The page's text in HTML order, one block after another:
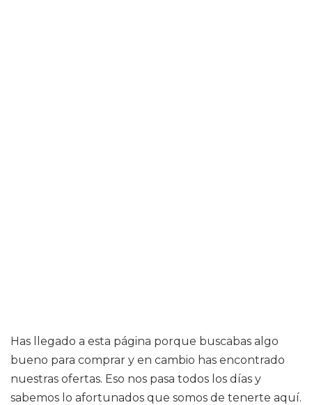
Has llegado a esta página porque buscabas algo
bueno para comprar y en cambio has encontrado
nuestras ofertas. Eso nos pasa todos los días y
sabemos lo afortunados que somos de tenerte aquí.